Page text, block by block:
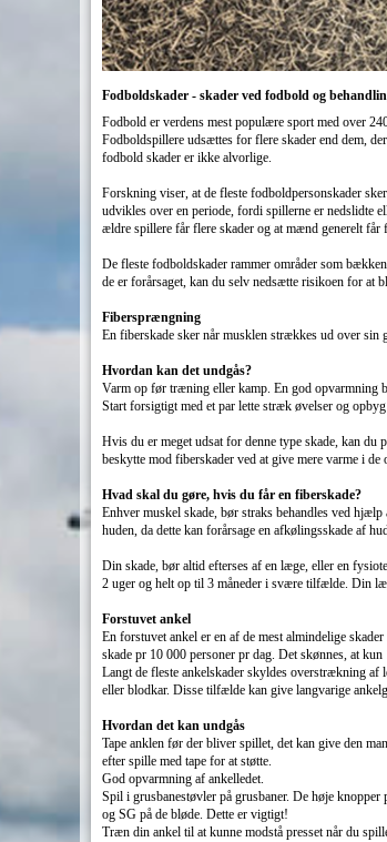
Fodboldskader - skader ved fodbold og
Fodbold er verdens mest populære sport med over
Fodboldspillere udsættes for flere skader end dem,
fodbold skader er ikke alvorlige.
Forskning viser, at de fleste fodboldpersonskader
udvikles over en periode, fordi spillerne er nedslidte
ældre spillere får flere skader og at mænd generelt får
De fleste fodboldskader rammer områder som
de er forårsaget, kan du selv nedsætte risikoen for at
Fibersprængning
En fiberskade sker når musklen strækkes ud over
Hvordan kan det undgås?
Varm op før træning eller kamp. En god opvarmning
Start forsigtigt med et par lette stræk øvelser og
Hvis du er meget udsat for denne type skade, kan
beskytte mod fiberskader ved at give mere varme i
Hvad skal du gøre, hvis du får en fiberskade?
Enhver muskel skade, bør straks behandles ved
huden, da dette kan forårsage en afkølingsskade af
Din skade, bør altid efterses af en læge, eller en
2 uger og helt op til 3 måneder i svære tilfælde. Din
Forstuvet ankel
En forstuvet ankel er en af de mest almindelige
skade pr 10 000 personer pr dag. Det skønnes, at
Langt de fleste ankelskader skyldes overstrækning af
eller blodkar. Disse tilfælde kan give langvarige
Hvordan det kan undgås
Tape anklen før der bliver spillet, det kan give den
efter spille med tape for at støtte.
God opvarmning af ankelledet.
Spil i grusbanestøvler på grusbaner. De høje
og SG på de bløde. Dette er vigtigt!
Træn din ankel til at kunne modstå presset når du